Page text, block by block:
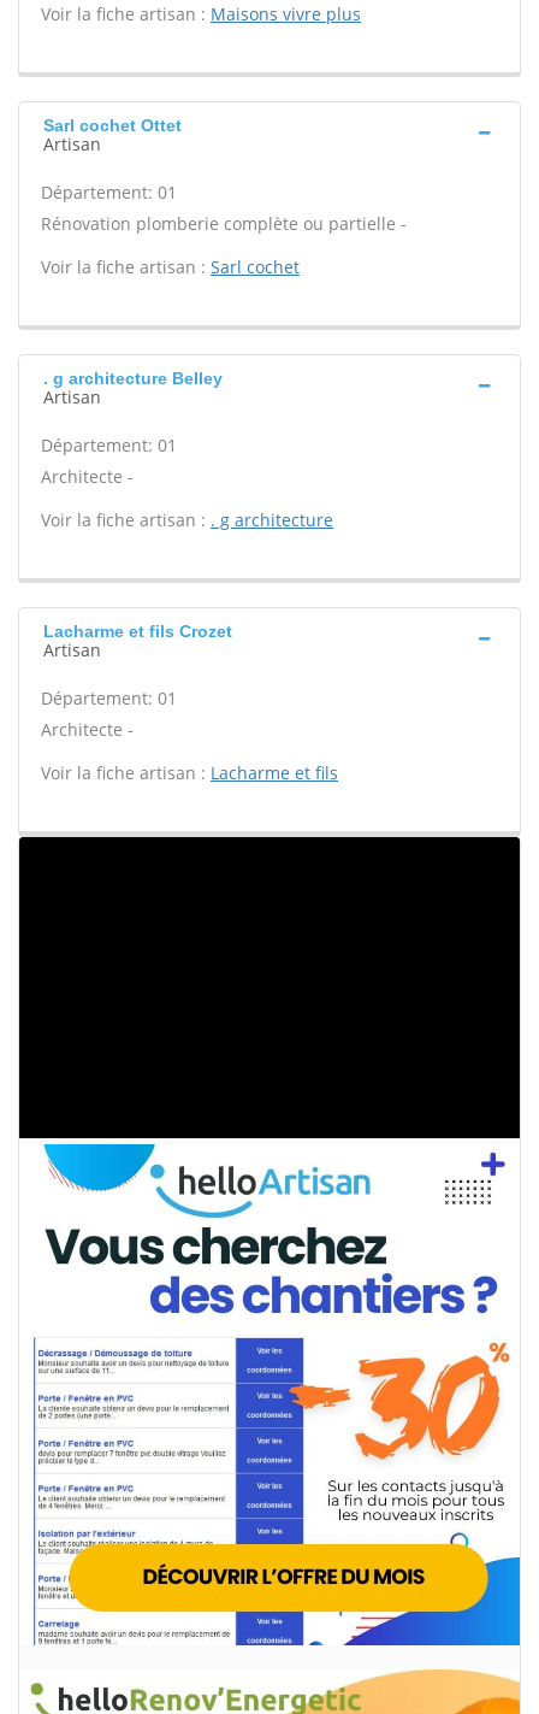
Voir la fiche artisan : Maisons vivre plus
Sarl cochet Ottet
Artisan
Département: 01
Rénovation plomberie complète ou partielle -
Voir la fiche artisan : Sarl cochet
. g architecture Belley
Artisan
Département: 01
Architecte -
Voir la fiche artisan : . g architecture
Lacharme et fils Crozet
Artisan
Département: 01
Architecte -
Voir la fiche artisan : Lacharme et fils